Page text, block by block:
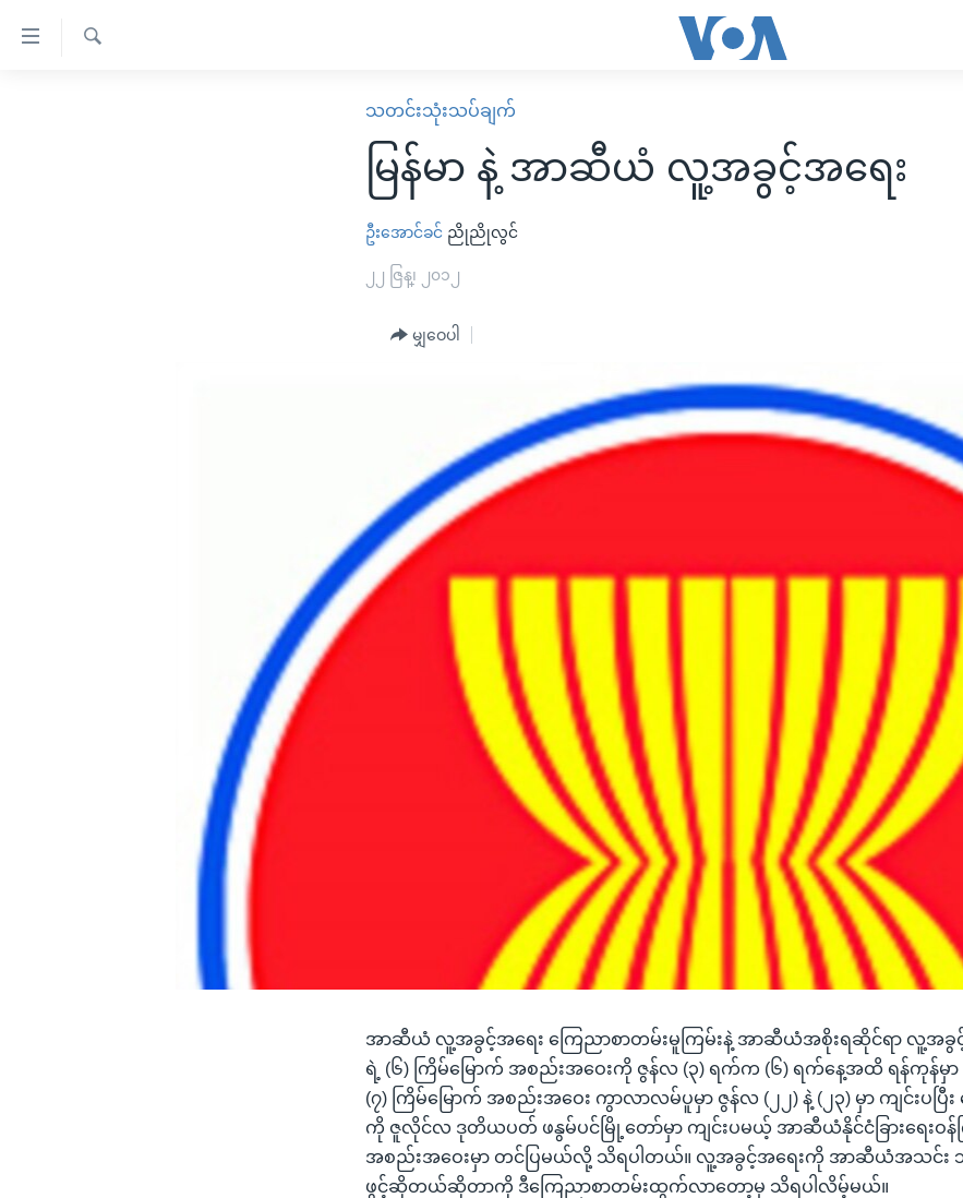
သတင်းသုံးသပ်ချက်
မြန်မာ နဲ့ အာဆီယံ လူ့အခွင့်အရေး
ဦးအောင်ခင် ညိုညိုလွင်
၂၂ ဇြန္၊ ၂၀၁၂
မျှဝေပါ
အာဆီယံ လူ့အခွင့်အရေး ကြေညာစာတမ်းမူကြမ်းနဲ့ အာဆီယံအစိုးရဆိုင်ရာ လူ့အခွ
ရဲ့ (၆) ကြိမ်မြောက် အစည်းအဝေးကို ဇွန်လ (၃) ရက်က (၆) ရက်နေ့အထိ ရန်ကုန်မှာ
(၇) ကြိမ်မြောက် အစည်းအဝေး ကွာလာလမ်ပူမှာ ဇွန်လ (၂၂) နဲ့ (၂၃) မှာ ကျင်းပပြီး
ကို ဇူလိုင်လ ဒုတိယပတ် ဖနွမ်ပင်မြို့တော်မှာ ကျင်းပမယ့် အာဆီယံနိုင်ငံခြားရေးဝန်ကြီ
အစည်းအဝေးမှာ တင်ပြမယ်လို့ သိရပါတယ်။ လူ့အခွင့်အရေးကို အာဆီယံအသင်း
ဖွင့်ဆိုတယ်ဆိုတာကို ဒီကြေညာစာတမ်းထွက်လာတော့မှ သိရပါလိမ့်မယ်။